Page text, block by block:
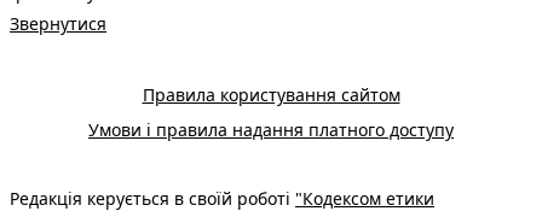
Звернутися
Правила користування сайтом
Умови і правила надання платного доступу
Редакція керується в своїй роботі "Кодексом етики